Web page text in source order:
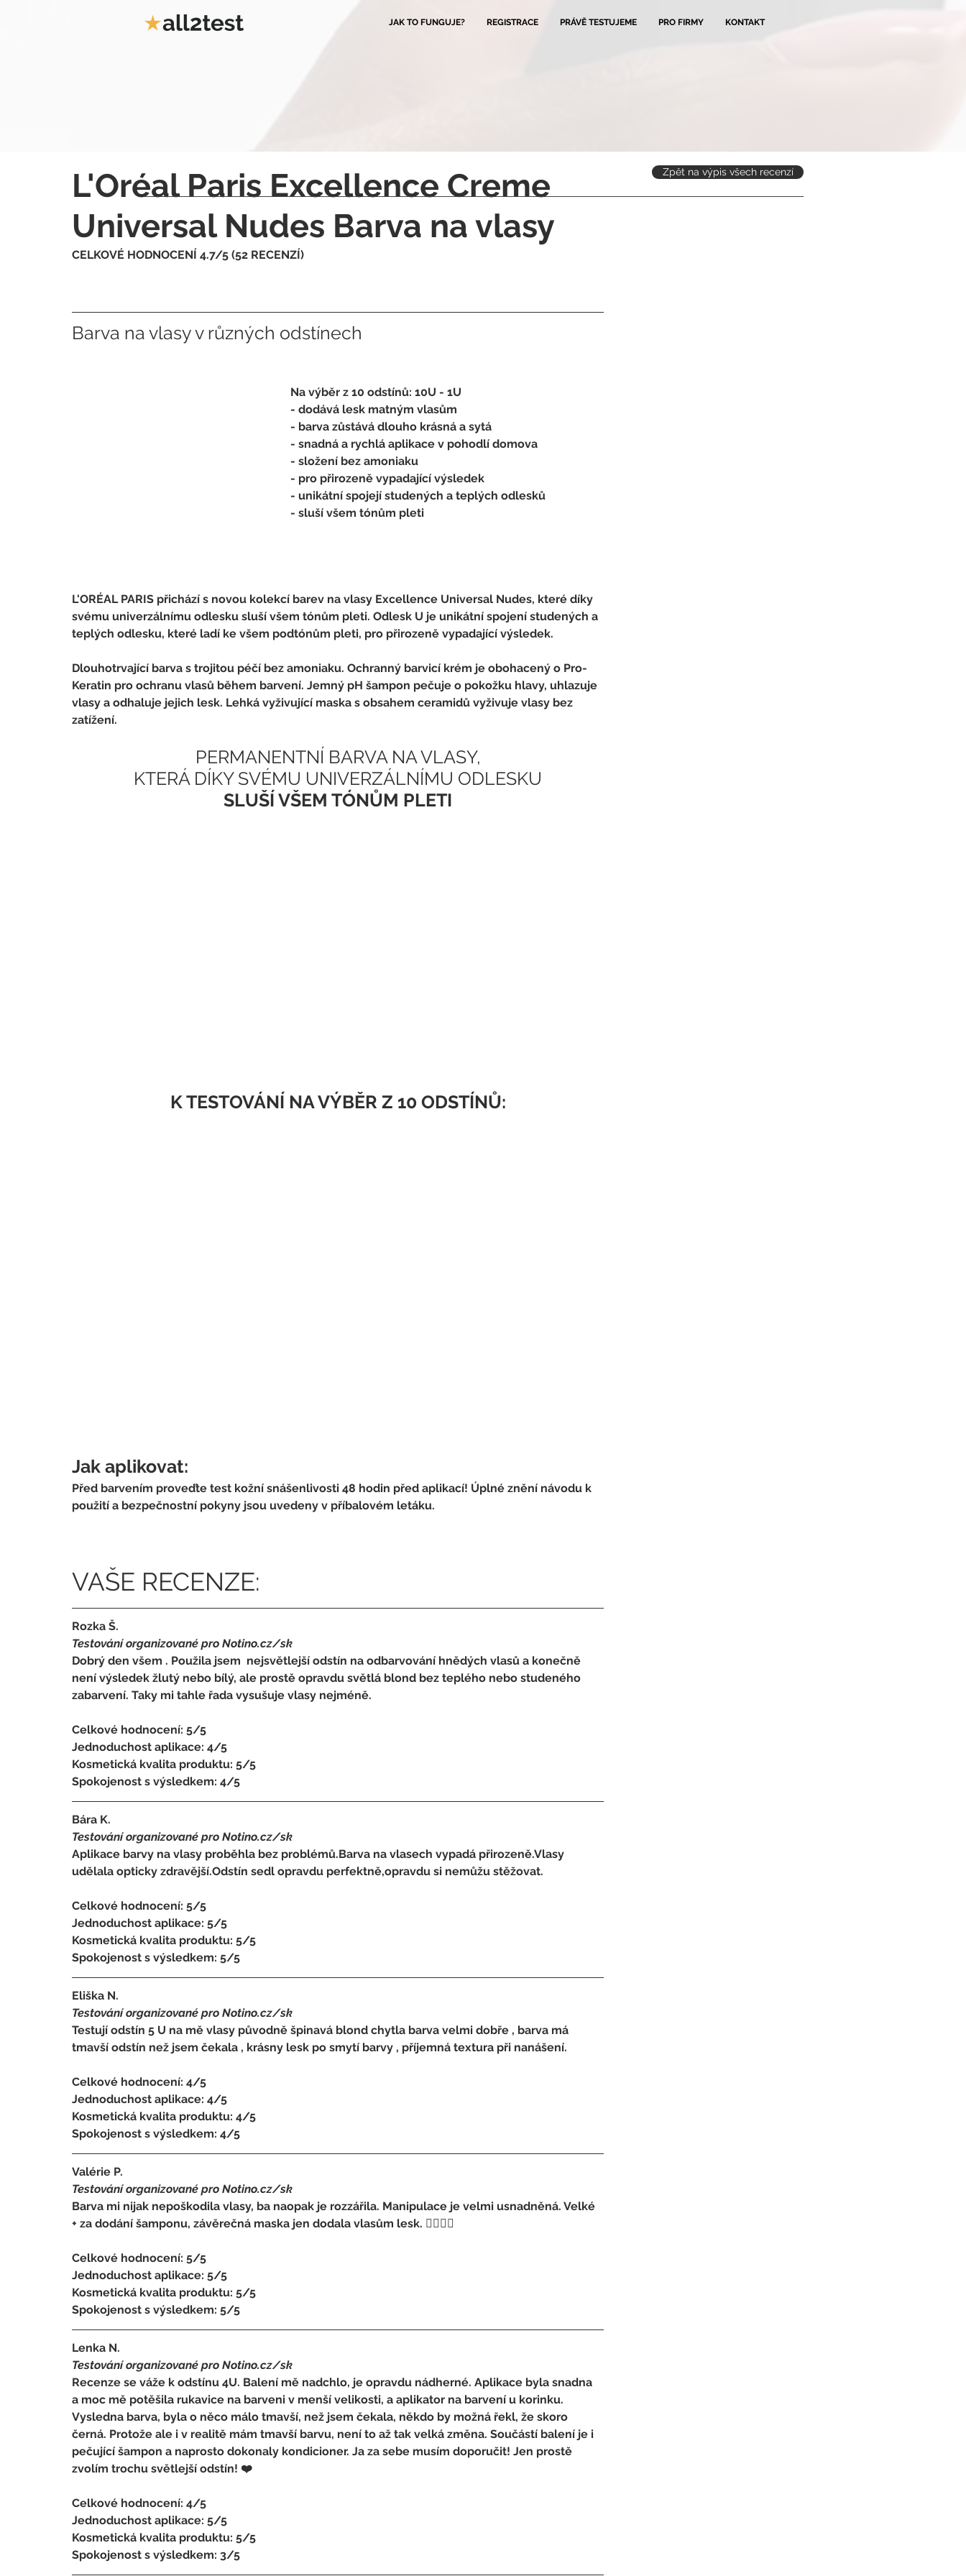
JAK TO FUNGUJE? REGISTRACE PRÁVĚ TESTUJEME PRO FIRMY KONTAKT
L'Oréal Paris Excellence Creme
Universal Nudes Barva na vlasy
CELKOVÉ HODNOCENÍ 4.7/5 (52 RECENZÍ)
Barva na vlasy v různých odstínech
Na výběr z 10 odstínů: 10U - 1U
- dodává lesk matným vlasům
- barva zůstává dlouho krásná a sytá
- snadná a rychlá aplikace v pohodlí domova
- složení bez amoniaku
- pro přirozeně vypadající výsledek
- unikátní spojejí studených a teplých odlesků
- sluší všem tónům pleti
L'ORÉAL PARIS přichází s novou kolekcí barev na vlasy Excellence Universal Nudes, které díky
svému univerzálnímu odlesku sluší všem tónům pleti. Odlesk U je unikátní spojení studených a
teplých odlesku, které ladí ke všem podtónům pleti, pro přirozeně vypadající výsledek.
Dlouhotrvající barva s trojitou péčí bez amoniaku. Ochranný barvicí krém je obohacený o Pro-
Keratin pro ochranu vlasů během barvení. Jemný pH šampon pečuje o pokožku hlavy, uhlazuje
vlasy a odhaluje jejich lesk. Lehká vyživující maska s obsahem ceramidů vyživuje vlasy bez
zatížení.
PERMANENTNÍ BARVA NA VLASY,
KTERÁ DÍKY SVÉMU UNIVERZÁLNÍMU ODLESKU
SLUŠÍ VŠEM TÓNŮM PLETI
K TESTOVÁNÍ NA VÝBĚR Z 10 ODSTÍNŮ:
Jak aplikovat:
Před barvením proveďte test kožní snášenlivosti 48 hodin před aplikací! Úplné znění návodu k
použití a bezpečnostní pokyny jsou uvedeny v příbalovém letáku.
VAŠE RECENZE:
Rozka Š.
Testování organizované pro Notino.cz/sk
Dobrý den všem . Použila jsem  nejsvětlejší odstín na odbarvování hnědých vlasů a konečně
není výsledek žlutý nebo bílý, ale prostě opravdu světlá blond bez teplého nebo studeného
zabarvení. Taky mi tahle řada vysušuje vlasy nejméně.
Celkové hodnocení: 5/5
Jednoduchost aplikace: 4/5
Kosmetická kvalita produktu: 5/5
Spokojenost s výsledkem: 4/5
Bára K.
Testování organizované pro Notino.cz/sk
Aplikace barvy na vlasy proběhla bez problémů.Barva na vlasech vypadá přirozeně.Vlasy
udělala opticky zdravější.Odstín sedl opravdu perfektně,opravdu si nemůžu stěžovat.
Celkové hodnocení: 5/5
Jednoduchost aplikace: 5/5
Kosmetická kvalita produktu: 5/5
Spokojenost s výsledkem: 5/5
Eliška N.
Testování organizované pro Notino.cz/sk
Testují odstín 5 U na mě vlasy původně špinavá blond chytla barva velmi dobře , barva má
tmavší odstín než jsem čekala , krásny lesk po smytí barvy , příjemná textura při nanášení.
Celkové hodnocení: 4/5
Jednoduchost aplikace: 4/5
Kosmetická kvalita produktu: 4/5
Spokojenost s výsledkem: 4/5
Valérie P.
Testování organizované pro Notino.cz/sk
Barva mi nijak nepoškodila vlasy, ba naopak je rozzářila. Manipulace je velmi usnadněná. Velké
+ za dodání šamponu, závěrečná maska jen dodala vlasům lesk. 👍🏽👍🏽
Celkové hodnocení: 5/5
Jednoduchost aplikace: 5/5
Kosmetická kvalita produktu: 5/5
Spokojenost s výsledkem: 5/5
Lenka N.
Testování organizované pro Notino.cz/sk
Recenze se váže k odstínu 4U. Balení mě nadchlo, je opravdu nádherné. Aplikace byla snadna
a moc mě potěšila rukavice na barveni v menší velikosti, a aplikator na barvení u korinku.
Vysledna barva, byla o něco málo tmavší, než jsem čekala, někdo by možná řekl, že skoro
černá. Protože ale i v realitě mám tmavší barvu, není to až tak velká změna. Součástí balení je i
pečující šampon a naprosto dokonaly kondicioner. Ja za sebe musím doporučit! Jen prostě
zvolím trochu světlejší odstín! ❤️
Celkové hodnocení: 4/5
Jednoduchost aplikace: 5/5
Kosmetická kvalita produktu: 5/5
Spokojenost s výsledkem: 3/5
Zpět na výpis všech recenzí